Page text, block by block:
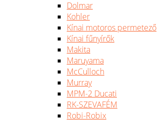
Dolmar
Kohler
Kínai motoros permetező
Kínai fűnyírők
Makita
Maruyama
McCulloch
Murray
MPM-2 Ducati
RK-SZEVAFÉM
Robi-Robix